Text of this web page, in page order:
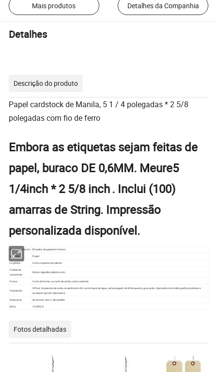
Mais produtos Detalhes da Companhia
Detalhes
Descrição do produto
Papel cardstock de Manila, 5 1 / 4 polegadas * 2 5/8
polegadas com fio de ferro
Embora as etiquetas sejam feitas de
papel, buraco DE 0,6MM. Meure5
1/4inch * 2 5/8 inch. Inclui (100)
amarras de String. Impressão
personalizada disponível.
Nome do produto Etiqueta de papel em branco
Material Papel
Logótipo
Como requisito do cliente
Cadeia de
caracteres
Nylon/algodão/plástico, etc.
Forma Corte de forma ou corte de solda, canto redondo
Impressão
Offset, impressão de seda, revestimento UV, verniz base de água, estampagem de folha quente, gravação, impressão em lombografia (aceitamos
qualquer tipo de impressão)
Espessura
de acordo com o seu pedido
MOQ
1000PCS
Fotos detalhadas